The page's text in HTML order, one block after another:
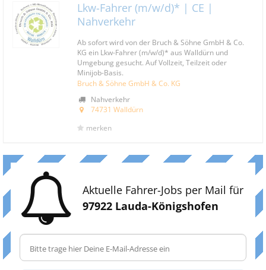
Lkw-Fahrer (m/w/d)* | CE |
Nahverkehr
Ab sofort wird von der Bruch & Söhne GmbH & Co.
KG ein Lkw-Fahrer (m/w/d)* aus Walldürn und
Umgebung gesucht. Auf Vollzeit, Teilzeit oder
Minijob-Basis.
Bruch & Söhne GmbH & Co. KG
Nahverkehr
74731 Walldürn
merken
Aktuelle Fahrer-Jobs per Mail für
97922 Lauda-Königshofen